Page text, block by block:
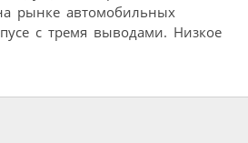
рынке автомобильных
с тремя выводами. Низкое